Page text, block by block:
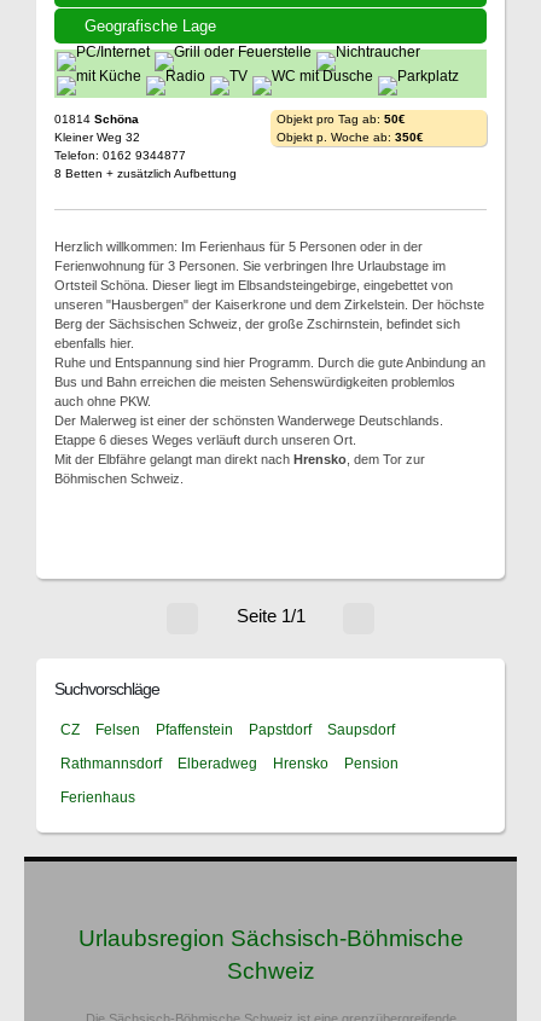
Geografische Lage
01814 Schöna
Kleiner Weg 32
Telefon: 0162 9344877
8 Betten + zusätzlich Aufbettung
Objekt pro Tag ab: 50€
Objekt p. Woche ab: 350€
Herzlich willkommen: Im Ferienhaus für 5 Personen oder in der
Ferienwohnung für 3 Personen. Sie verbringen Ihre Urlaubstage im
Ortsteil Schöna. Dieser liegt im Elbsandsteingebirge, eingebettet von
unseren "Hausbergen" der Kaiserkrone und dem Zirkelstein. Der höchste
Berg der Sächsischen Schweiz, der große Zschirnstein, befindet sich
ebenfalls hier.
Ruhe und Entspannung sind hier Programm. Durch die gute Anbindung an
Bus und Bahn erreichen die meisten Sehenswürdigkeiten problemlos
auch ohne PKW.
Der Malerweg ist einer der schönsten Wanderwege Deutschlands.
Etappe 6 dieses Weges verläuft durch unseren Ort.
Mit der Elbfähre gelangt man direkt nach Hrensko , dem Tor zur
Böhmischen Schweiz.
Seite 1/1
Suchvorschläge
CZ Felsen Pfaffenstein Papstdorf
Saupsdorf
Rathmannsdorf
Elberadweg Hrensko
Pension
Ferienhaus
Urlaubsregion Sächsisch-Böhmische
Schweiz